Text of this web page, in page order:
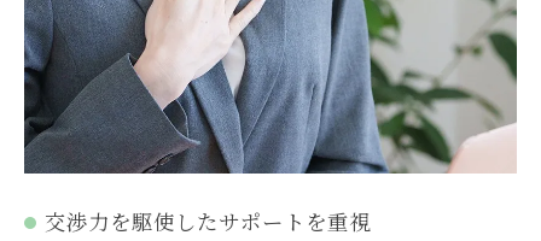
交渉力を駆使したサポートを重視